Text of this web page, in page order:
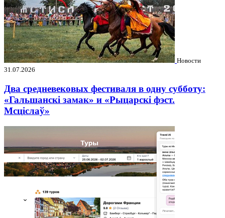
Новости
31.07.2026
Два средневековых фестиваля в одну субботу:
«Гальшанскі замак» и «Рыцарскі фэст.
Мсціслаў»